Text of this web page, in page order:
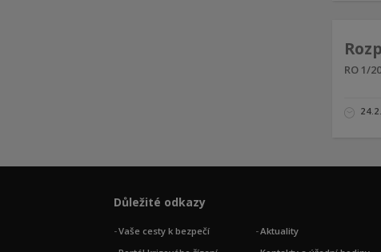
RO 1/
Důležité odkazy
Vaše cesty k bezpečí
Aktuality